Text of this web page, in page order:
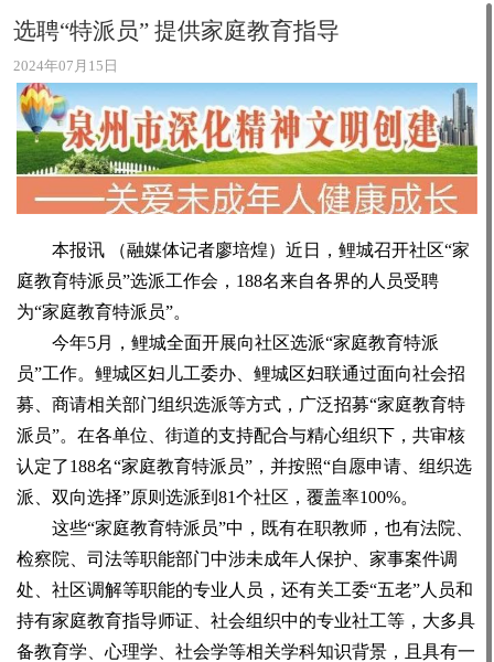
选聘“特派员” 提供家庭教育指导
2024年07月15日
本报讯 （融媒体记者廖培煌）近日，鲤城召开社区“家
庭教育特派员”选派工作会，188名来自各界的人员受聘
为“家庭教育特派员”。
今年5月，鲤城全面开展向社区选派“家庭教育特派
员”工作。鲤城区妇儿工委办、鲤城区妇联通过面向社会招
募、商请相关部门组织选派等方式，广泛招募“家庭教育特
派员”。在各单位、街道的支持配合与精心组织下，共审核
认定了188名“家庭教育特派员”，并按照“自愿申请、组织选
派、双向选择”原则选派到81个社区，覆盖率100%。
这些“家庭教育特派员”中，既有在职教师，也有法院、
检察院、司法等职能部门中涉未成年人保护、家事案件调
处、社区调解等职能的专业人员，还有关工委“五老”人员和
持有家庭教育指导师证、社会组织中的专业社工等，大多具
备教育学、心理学、社会学等相关学科知识背景，且具有一